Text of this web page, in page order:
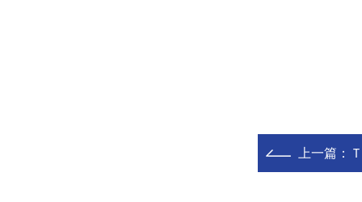
上一篇：